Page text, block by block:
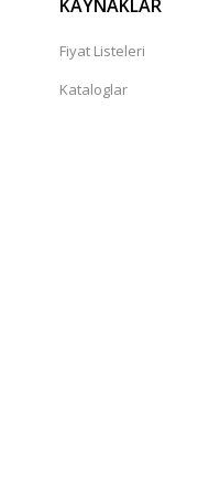
KAYNAKLAR
Fiyat Listeleri
Kataloglar